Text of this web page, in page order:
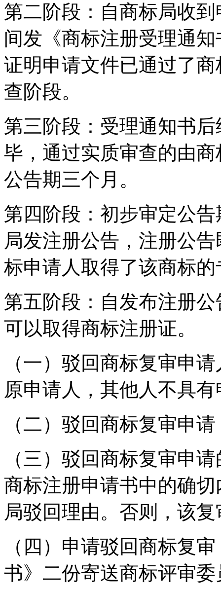
第二阶段：自商标局收
间发《商标注册受理通
证明申请文件已通过了
查阶段。
第三阶段：受理通知书
毕，通过实质审查的由
公告期三个月。
第四阶段：初步审定公
局发注册公告，注册公
标申请人取得了该商标
第五阶段：自发布注册
可以取得商标注册证。
（一）驳回商标复审申
原申请人，其他人不具
（二）驳回商标复审申
（三）驳回商标复审申
商标注册申请书中的确
局驳回理由。否则，该
（四）申请驳回商标复
书》二份寄送商标评审